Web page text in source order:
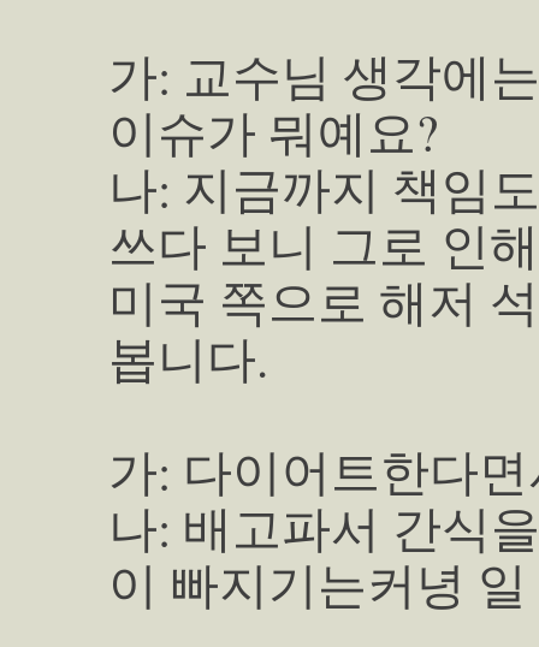
가: 교수님 생각에
이슈가 뭐예요?
나: 지금까지 책임
쓰다 보니 그로 인
미국 쪽으로 해저
봅니다.
가: 다이어트한다
나: 배고파서 간식
이 빠지기는커녕